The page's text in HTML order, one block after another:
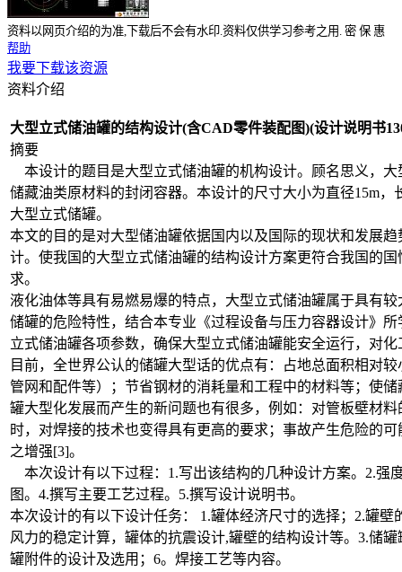
资料以网页介绍的为准,下载后不会有水印.资料仅供学习参考之用. 密 保 惠
帮助
我要下载该资源
资料介绍
大型立式储油罐的结构设计(含CAD零件装配图)(设计说明书
摘要
本设计的题目是大型立式储油罐的机构设计。顾名思义，
储藏油类原材料的封闭容器。本设计的尺寸大小为直径15m，
大型立式储罐。
本文的目的是对大型储油罐依据国内以及国际的现状和发展
计。使我国的大型立式储油罐的结构设计方案更符合我国的
求。
液化油体等具有易燃易爆的特点，大型立式储油罐属于具有
储罐的危险特性，结合本专业《过程设备与压力容器设计》
立式储油罐各项参数，确保大型立式储油罐能安全运行，对
目前，全世界公认的储罐大型话的优点有：占地总面积相对
管网和配件等）；节省钢材的消耗量和工程中的材料等；使
罐大型化发展而产生的新问题也有很多，例如：对管板壁材
时，对焊接的技术也变得具有更高的要求；事故产生危险的
之增强[3]。
本次设计有以下过程：1.写出该结构的几种设计方案。2.强
图。4.撰写主要工艺过程。5.撰写设计说明书。
本次设计的有以下设计任务： 1.罐体经济尺寸的选择；2.罐
风力的稳定计算，罐体的抗震设计,罐壁的结构设计等。3.储
罐附件的设计及选用；6。焊接工艺等内容。